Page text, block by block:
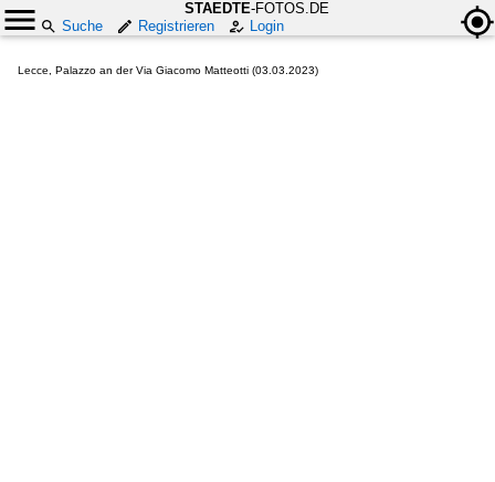
STAEDTE-FOTOS.DE
Suche
Registrieren Login
Lecce, Palazzo an der Via Giacomo Matteotti (03.03.2023)